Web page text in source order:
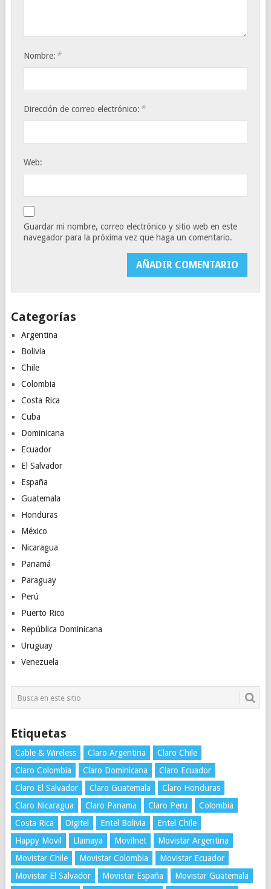
Nombre: *
Dirección de correo electrónico: *
Web:
Guardar mi nombre, correo electrónico y sitio web en este
navegador para la próxima vez que haga un comentario.
Categorías
Argentina
Bolivia
Chile
Colombia
Costa Rica
Cuba
Dominicana
Ecuador
El Salvador
España
Guatemala
Honduras
México
Nicaragua
Panamá
Paraguay
Perú
Puerto Rico
República Dominicana
Uruguay
Venezuela
Etiquetas
Cable & Wireless Claro Argentina
Claro Chile
Claro Colombia
Claro Dominicana
Claro Ecuador
Claro El Salvador
Claro Guatemala
Claro Honduras
Claro Nicaragua
Claro Panama Claro Peru
Colombia
Costa Rica
Digitel Entel Bolivia
Entel Chile
Happy Movil
Llamaya Movilnet
Movistar Argentina
Movistar Chile
Movistar Colombia
Movistar Ecuador
Movistar El Salvador
Movistar España
Movistar Guatemala